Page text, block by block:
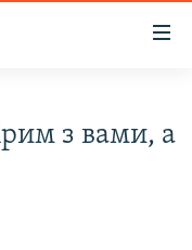
з вами, а